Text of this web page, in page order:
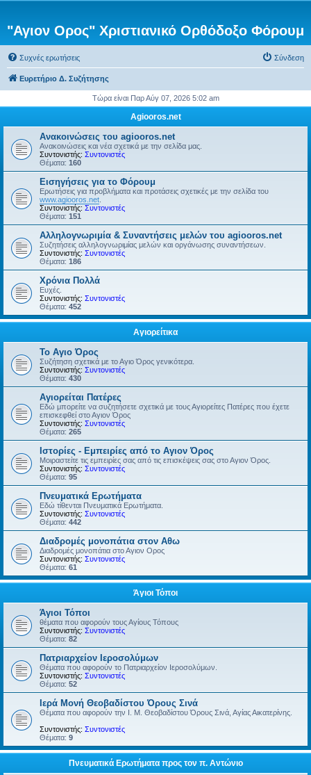
"Αγιον Ορος" Χριστιανικό Ορθόδοξο Φόρουμ
Συχνές ερωτήσεις Σύνδεση
Ευρετήριο Δ. Συζήτησης
Τώρα είναι Παρ Αύγ 07, 2026 5:02 am
Agiooros.net
Ανακοινώσεις του agiooros.net
Ανακοινώσεις και νέα σχετικά με την σελίδα μας.
Συντονιστής: Συντονιστές
Θέματα: 160
Εισηγήσεις για το Φόρουμ
Ερωτήσεις για προβλήματα και προτάσεις σχετικές με την σελίδα του
www.agiooros.net
Συντονιστής: Συντονιστές
Θέματα: 151
Αλληλογνωριμία & Συναντήσεις μελών του agiooros.net
Συζητήσεις αλληλογνωριμίας μελών και οργάνωσης συναντήσεων.
Συντονιστής: Συντονιστές
Θέματα: 186
Χρόνια Πολλά
Ευχές.
Συντονιστής: Συντονιστές
Θέματα: 452
Αγιορείτικα
Το Αγιο Όρος
Συζήτηση σχετικά με το Αγιο Όρος γενικότερα.
Συντονιστής: Συντονιστές
Θέματα: 430
Αγιορείται Πατέρες
Εδώ μπορείτε να συζητήσετε σχετικά με τους Αγιορείτες Πατέρες που έχετε
επισκεφθεί στο Αγιον Όρος
Συντονιστής: Συντονιστές
Θέματα: 265
Ιστορίες - Εμπειρίες από το Αγιον Όρος
Μοιραστείτε τις εμπειρίες σας από τις επισκέψεις σας στο Αγιον Όρος.
Συντονιστής: Συντονιστές
Θέματα: 95
Πνευματικά Ερωτήματα
Εδώ τίθενται Πνευματικά Ερωτήματα.
Συντονιστής: Συντονιστές
Θέματα: 442
Διαδρομές μονοπάτια στον Αθω
Διαδρομές μονοπάτια στο Αγιον Ορος
Συντονιστής: Συντονιστές
Θέματα: 61
Άγιοι Τόποι
Άγιοι Τόποι
θέματα που αφορούν τους Αγίους Τόπους
Συντονιστής: Συντονιστές
Θέματα: 82
Πατριαρχείον Ιεροσολύμων
Θέματα που αφορούν το Πατριαρχείον Ιεροσολύμων.
Συντονιστής: Συντονιστές
Θέματα: 52
Ιερά Μονή Θεοβαδίστου Όρους Σινά
Θέματα που αφορούν την Ι. Μ. Θεοβαδίστου Όρους Σινά, Αγίας Αικατερίνης.
Συντονιστής: Συντονιστές
Θέματα: 9
Πνευματικά Ερωτήματα προς τον π. Αντώνιο